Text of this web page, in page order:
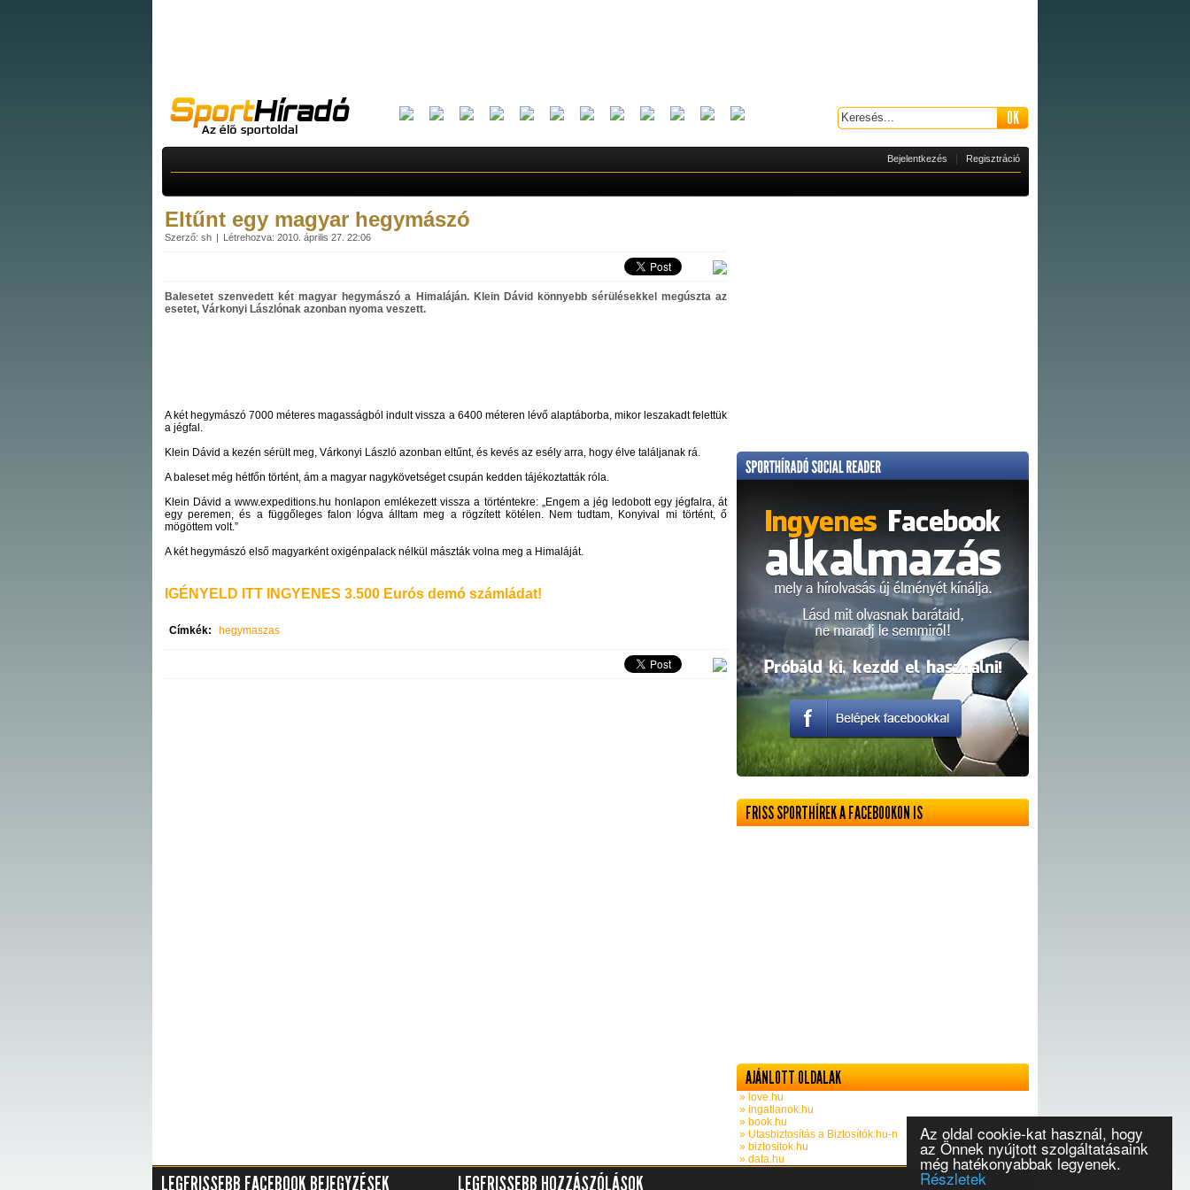
Az oldal cookie-kat használ, hogy
az Önnek nyújtott szolgáltatásaink
még hatékonyabbak legyenek.
Részletek
Bejelentkezés Regisztráció
Eltűnt egy magyar hegymászó
Szerző: sh Létrehozva: 2010. április 27. 22:06
Balesetet szenvedett két magyar hegymászó a Himaláján. Klein Dávid könnyebb sérülésekkel megúszta az
esetet, Várkonyi Lászlónak azonban nyoma veszett.
A két hegymászó 7000 méteres magasságból indult vissza a 6400 méteren lévő alaptáborba, mikor leszakadt felettük
a jégfal.
Klein Dávid a kezén sérült meg, Várkonyi László azonban eltűnt, és kevés az esély arra, hogy élve találjanak rá.
A baleset még hétfőn történt, ám a magyar nagykövetséget csupán kedden tájékoztatták róla.
Klein Dávid a www.expeditions.hu honlapon emlékezett vissza a történtekre: „Engem a jég ledobott egy jégfalra, át
egy peremen, és a függőleges falon lógva álltam meg a rögzített kötélen. Nem tudtam, Konyival mi történt, ő
mögöttem volt.”
A két hegymászó első magyarként oxigénpalack nélkül mászták volna meg a Himaláját.
IGÉNYELD ITT INGYENES 3.500 Eurós demó számládat!
Címkék: hegymaszas
FRISS SPORTHÍREK A FACEBOOKON IS
AJÁNLOTT OLDALAK
» love.hu
» ingatlanok.hu
» book.hu
» Utasbiztosítás a Biztosítók.hu-n
» biztositok.hu
» data.hu
LEGFRISSEBB FACEBOOK BEJEGYZÉSEK LEGFRISSEBB HOZZÁSZÓLÁSOK